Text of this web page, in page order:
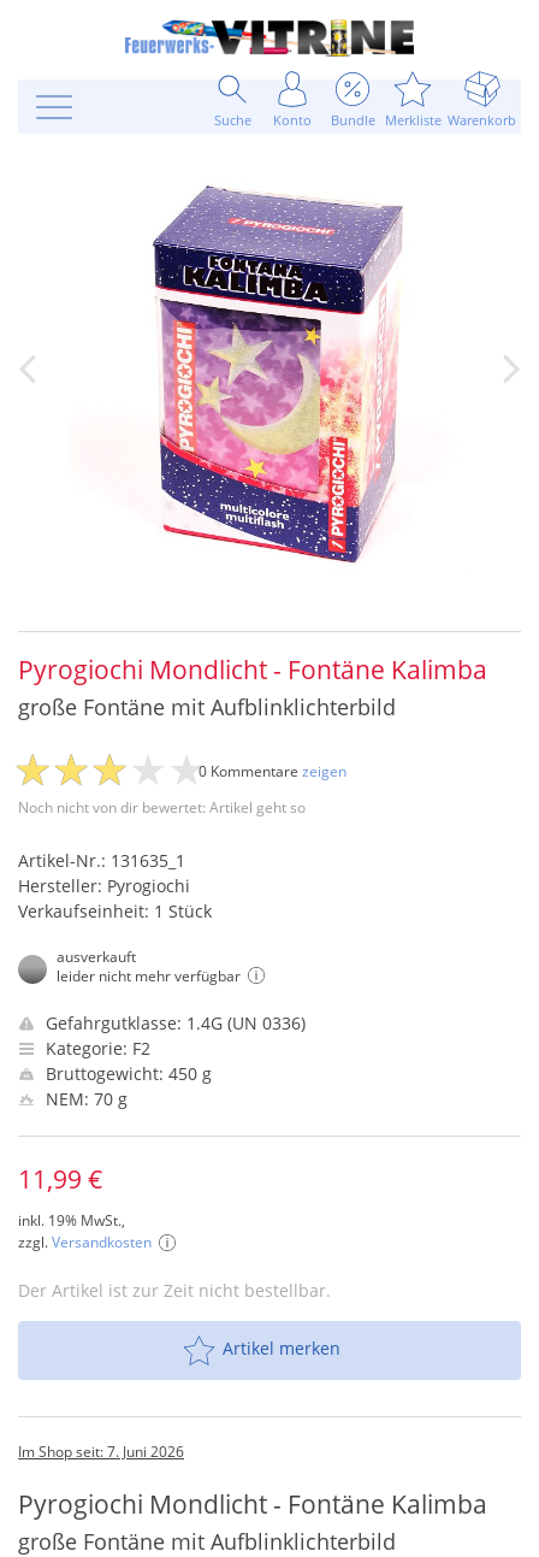
Suche Konto Bundle Merkliste Warenkorb
Pyrogiochi Mondlicht - Fontäne Kalimba
große Fontäne mit Aufblinklichterbild
Noch nicht von dir bewertet: Artikel geht so
0 Kommentare zeigen
Artikel-Nr.: 131635_1
Hersteller: Pyrogiochi
Verkaufseinheit: 1 Stück
ausverkauft
leider nicht mehr verfügbar
Gefahrgutklasse: 1.4G (UN 0336)
Kategorie: F2
Bruttogewicht: 450 g
NEM: 70 g
11,99 €
inkl. 19% MwSt.,
zzgl.Versandkosten
Der Artikel ist zur Zeit nicht bestellbar.
Artikel merken
Im Shop seit: 7. Juni 2026
Pyrogiochi Mondlicht - Fontäne Kalimba
große Fontäne mit Aufblinklichterbild